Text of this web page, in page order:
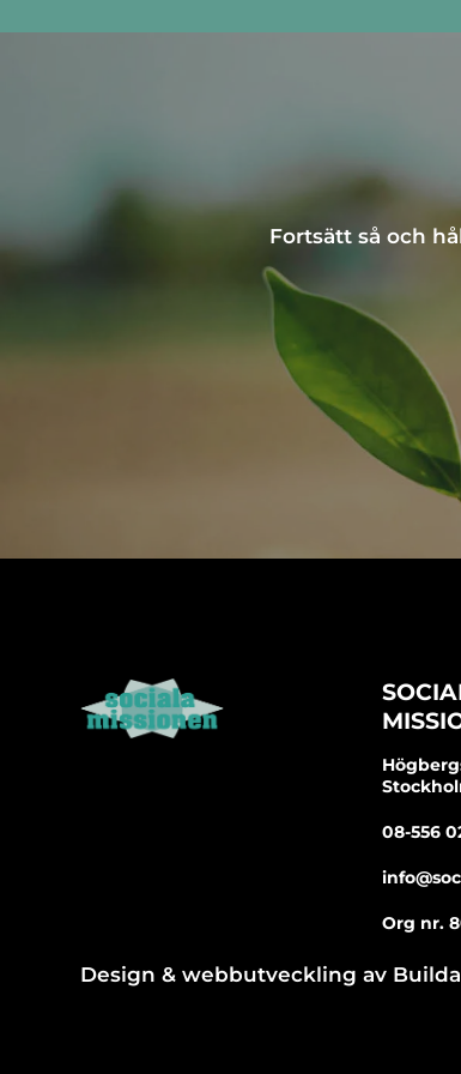
Fortsätt så och
08-556
Org nr.
Design & webbutveckling av